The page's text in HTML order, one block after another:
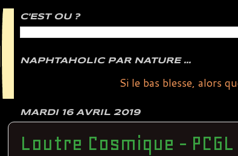
C'EST OU ?
NAPHTAHOLIC PAR NATURE ...
Si le bas blesse, alors
MARDI 16 AVRIL 2019
Loutre Cosmique -